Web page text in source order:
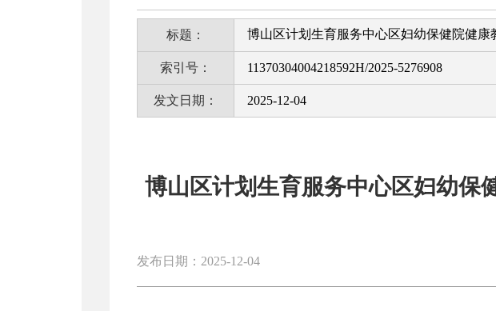
标题： 博山区计划生育服务中心区妇幼保健院健
索引号： 11370304004218592H/2025-5276908
发文日期： 2025-12-04
博山区计划生育服务中心区妇幼
发布日期：2025-12-04